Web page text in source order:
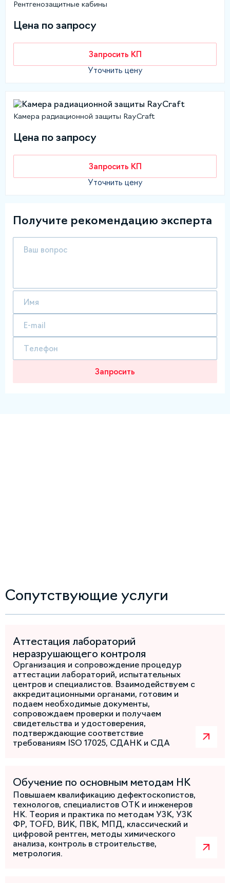
Рентгенозащитные кабины
Цена по запросу
Запросить КП
Уточнить цену
Камера радиационной защиты RayCraft
Цена по запросу
Запросить КП
Уточнить цену
Получите рекомендацию эксперта
Запросить
Сопутствующие услуги
Аттестация лабораторий
неразрушающего контроля
Организация и сопровождение процедур
аттестации лабораторий, испытательных
центров и специалистов. Взаимодействуем с
аккредитационными органами, готовим и
подаем необходимые документы,
сопровождаем проверки и получаем
свидетельства и удостоверения,
подтверждающие соответствие
требованиям ISO 17025, СДАНК и СДА
Обучение по основным методам НК
Повышаем квалификацию дефектоскопистов,
технологов, специалистов ОТК и инженеров
НК. Теория и практика по методам УЗК, УЗК
ФР, TOFD, ВИК, ПВК, МПД, классический и
цифровой рентген, методы химического
анализа, контроль в строительстве,
метрология.